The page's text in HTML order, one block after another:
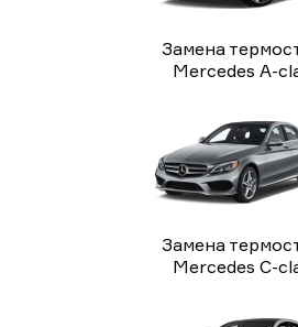
Замена
Mercedes A-
Замена
Mercedes C-